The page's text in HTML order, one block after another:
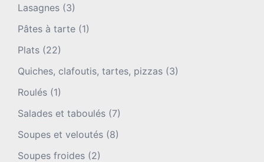
Lasagnes (3)
Pâtes à tarte (1)
Plats (22)
Quiches, clafoutis, tartes, pizzas (3)
Roulés (1)
Salades et taboulés (7)
Soupes et veloutés (8)
Soupes froides (2)